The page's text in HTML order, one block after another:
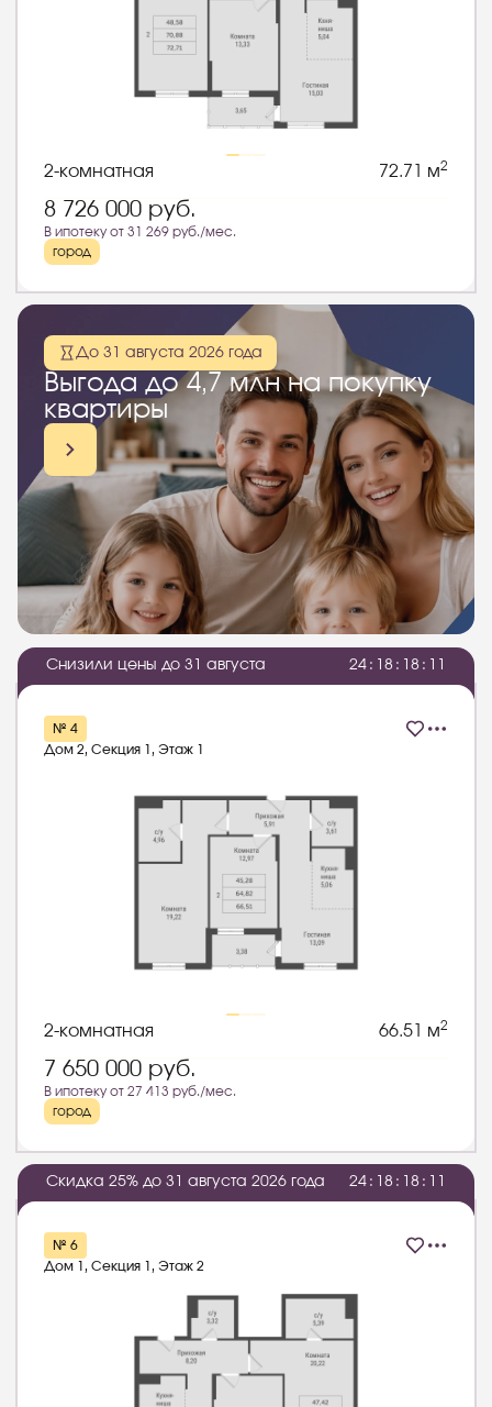
2-комнатная 72.71 м2
8 726 000 руб.
В ипотеку от 31 269 руб./мес.
город
До 31 августа 2026 года
Выгода до 4,7 млн на покупку
квартиры
Снизили цены до 31 августа 24 : 8 : 8 :
№ 4
Дом 2, Секция 1, Этаж 1
2-комнатная 66.51 м2
7 650 000 руб.
В ипотеку от 27 413 руб./мес.
город
Скидка 25% до 31 августа 2026 года 24 : 8 : 8 :
№ 6
Дом 1, Секция 1, Этаж 2